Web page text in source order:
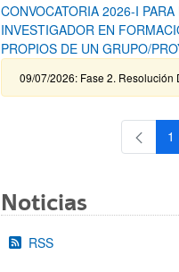
CONVOCATORIA 2026-I
INVESTIGADOR EN
PROPIOS DE UN GRUPO/
09/07/2026: Fase 2.
1
Noticias
RSS